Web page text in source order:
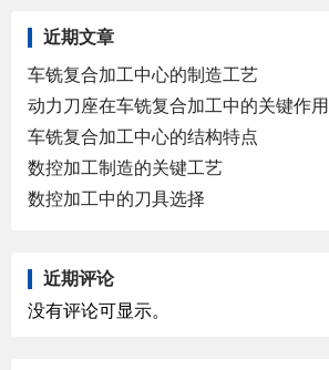
近期文章
车铣复合加工中心的制造工艺
动力刀座在车铣复合加工中的关键作用
车铣复合加工中心的结构特点
数控加工制造的关键工艺
数控加工中的刀具选择
近期评论
没有评论可显示。